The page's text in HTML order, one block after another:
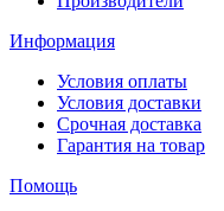
Информация
Условия оплаты
Условия доставки
Срочная доставка
Гарантия на товар
Помощь